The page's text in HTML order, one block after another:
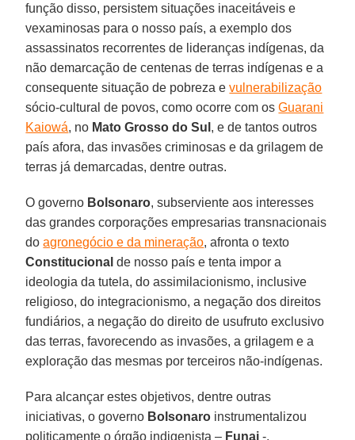
função disso, persistem situações inaceitáveis e
vexaminosas para o nosso país, a exemplo dos
assassinatos recorrentes de lideranças indígenas, da
não demarcação de centenas de terras indígenas e a
consequente situação de pobreza evulnerabilização
sócio-cultural de povos, como ocorre com osGuarani
Kaiowá, no Mato Grosso do Sul , e de tantos outros
país afora, das invasões criminosas e da grilagem de
terras já demarcadas, dentre outras.
O governo Bolsonaro, subserviente aos interesses
das grandes corporações empresarias transnacionais
doagronegócio e da mineração, afronta o texto
Constitucional de nosso país e tenta impor a
ideologia da tutela, do assimilacionismo, inclusive
religioso, do integracionismo, a negação dos direitos
fundiários, a negação do direito de usufruto exclusivo
das terras, favorecendo as invasões, a grilagem e a
exploração das mesmas por terceiros não-indígenas.
Para alcançar estes objetivos, dentre outras
iniciativas, o governo Bolsonaro instrumentalizou
politicamente o órgão indigenista – Funai -,